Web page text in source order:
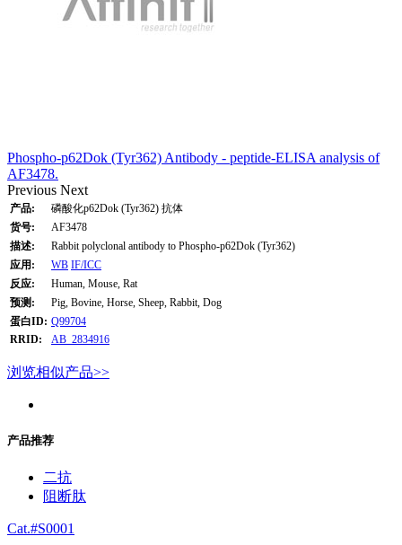
Phospho-p62Dok (Tyr362) Antibody - peptide-ELISA analysis of
AF3478.
Previous Next
产品:
磷酸化p62Dok (Tyr362) 抗体
货号:
AF3478
描述:
Rabbit polyclonal antibody to Phospho-p62Dok (Tyr362)
应用:
WB IF/ICC
反应:
Human, Mouse, Rat
预测:
Pig, Bovine, Horse, Sheep, Rabbit, Dog
蛋白ID: Q99704
RRID:
AB_2834916
浏览相似产品>>
产品推荐
二抗
阻断肽
Cat.#S0001